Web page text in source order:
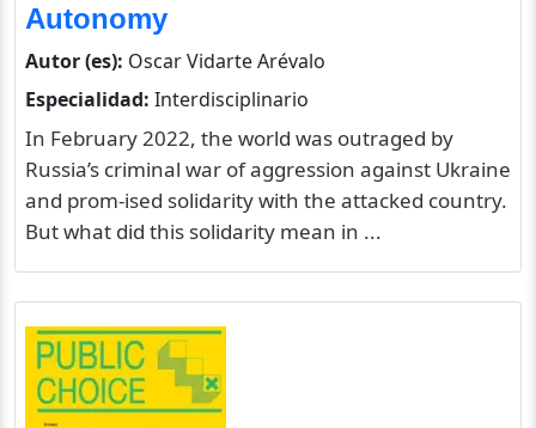
Autonomy
Autor (es): Oscar Vidarte Arévalo
Especialidad: Interdisciplinario
In February 2022, the world was outraged by
Russia’s criminal war of aggression against Ukraine
and prom-ised solidarity with the attacked country.
But what did this solidarity mean in ...